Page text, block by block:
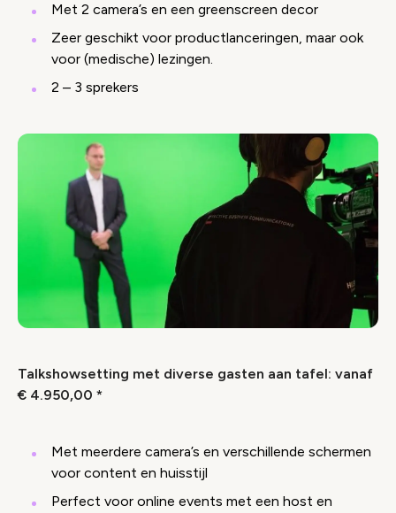
Met 2 camera’s en een greenscreen decor
Zeer geschikt voor productlanceringen, maar ook
voor (medische) lezingen.
2 – 3 sprekers
Talkshowsetting met diverse gasten aan tafel: vanaf
€ 4.950,00 *
Met meerdere camera’s en verschillende schermen
voor content en huisstijl
Perfect voor online events met een host en